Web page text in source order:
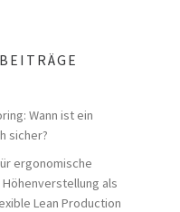
Wann ist ein
sicher?
ergonomische
als
Lean Production